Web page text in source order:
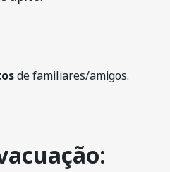
de familiares/amigos.